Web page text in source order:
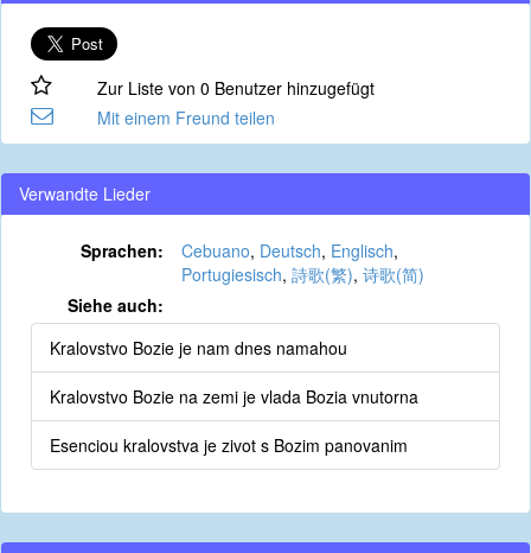
Zur Liste von 0 Benutzer hinzugefügt
Mit einem Freund teilen
Verwandte Lieder
Sprachen: Cebuano, Deutsch, Englisch,
Portugiesisch, 詩歌(繁), 诗歌(简)
Siehe auch:
Kralovstvo Bozie je nam dnes namahou
Kralovstvo Bozie na zemi je vlada Bozia vnutorna
Esenciou kralovstva je zivot s Bozim panovanim